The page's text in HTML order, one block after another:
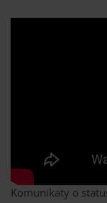
Komunikaty o